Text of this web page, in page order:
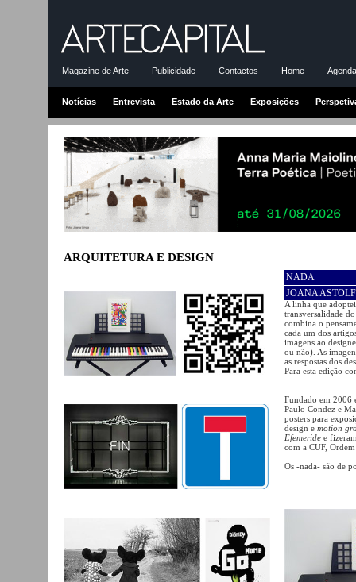
Magazine de Arte Publicidade Contactos Home
Notícias Entrevista Estado da Arte Exposições
ARQUITETURA E DESIGN
NADA
JOANA
A linha que
transversalidade
combina o
cada um dos
imagens ao
ou não). As
as respostas dos
Para esta edição
Fundado em 2006
Paulo Condez e
posters para
design e motion
Efemeride e
com a CUF,
Os -nada- são de